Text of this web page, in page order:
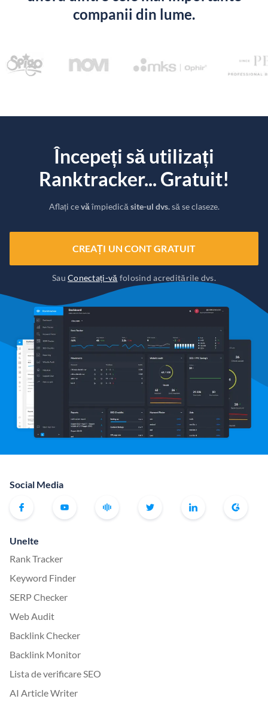
companii din lume.
Începeți să utilizați
Ranktracker... Gratuit!
Aflați cevăîmpiedică site-ul dvs.să se claseze.
CREAȚI UN CONT GRATUIT
SauConectați-vă folosind acreditările dvs.
Social Media
Unelte
Rank Tracker
Keyword Finder
SERP Checker
Web Audit
Backlink Checker
Backlink Monitor
Lista de verificare SEO
AI Article Writer